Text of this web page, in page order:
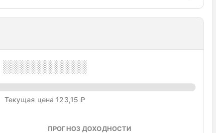
░░░░░░░░░░
Текущая цена 123,15 ₽
ПРОГНОЗ ДОХОДНОСТИ